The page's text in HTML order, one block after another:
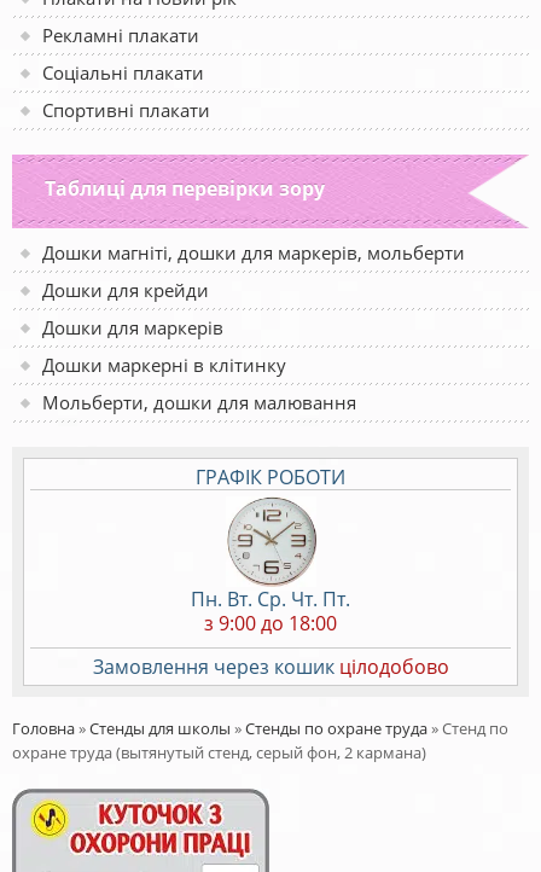
Рекламні плакати
Соціальні плакати
Спортивні плакати
Таблиці для перевірки зору
Дошки магніті, дошки для маркерів, мольберти
Дошки для крейди
Дошки для маркерів
Дошки маркерні в клітинку
Мольберти, дошки для малювання
ГРАФІК РОБОТИ
Пн. Вт. Ср. Чт. Пт.
з 9:00 до 18:00
Замовлення через кошик цілодобово
Головна»Стенды для школы »Стенды по охране труда»Стенд по
охране труда (вытянутый стенд, серый фон, 2 кармана)